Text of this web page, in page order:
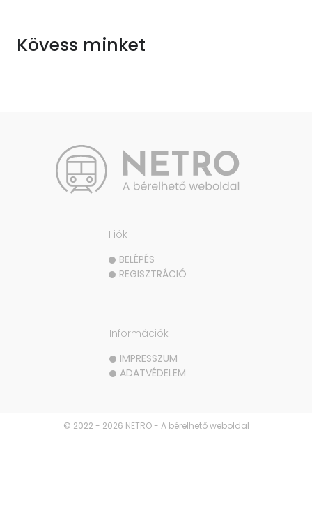
Kövess minket
Információk
IMPRESSZUM
ADATVÉDELEM
Fiók
BELÉPÉS
REGISZTRÁCIÓ
© 2022 - 2026 NETRO - A bérelhető weboldal